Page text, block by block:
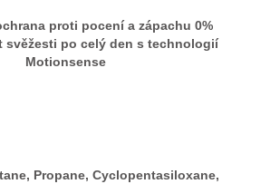
proti pocení a zápachu 0%
svěžesti po celý den s technologií
Motionsense
Propane, Cyclopentasiloxane,